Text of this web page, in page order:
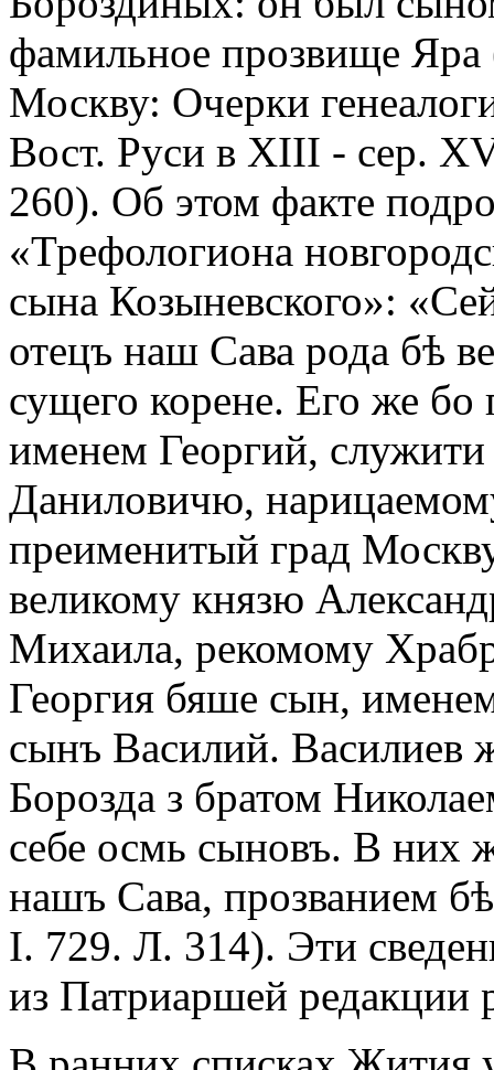
фамильное прозвище Яра
Москву: Очерки
Вост. Руси в XIII - сер.
260). Об этом факте
«Трефологиона
сына Козыневского»:
отецъ наш Сава рода бѣ
сущего корене. Его же бо
именем Георгий,
Даниловичю,
преименитый град
великому князю
Михаила, рекомому
Георгия бяше сын,
сынъ Василий. Василиев
Борозда з братом
себе осмь сыновъ. В них
нашъ Сава, прозванием
I. 729. Л. 314). Эти
из Патриаршей редакции